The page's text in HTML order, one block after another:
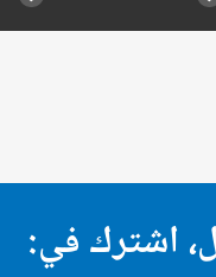
اشترك في: